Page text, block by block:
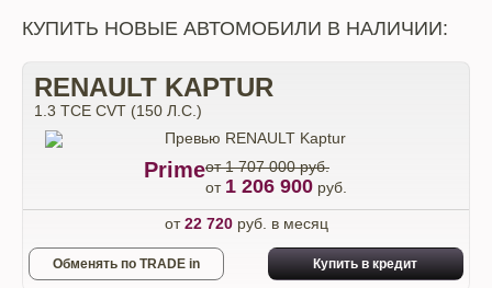
КУПИТЬ НОВЫЕ АВТОМОБИЛИ В НАЛИЧИИ:
RENAULT KAPTUR
1.3 TCE CVT (150 Л.С.)
Primeот 1 707 000 руб.
от 1 206 900 руб.
от22 720руб. в месяц
Обменять по TRADE in Купить в кредит